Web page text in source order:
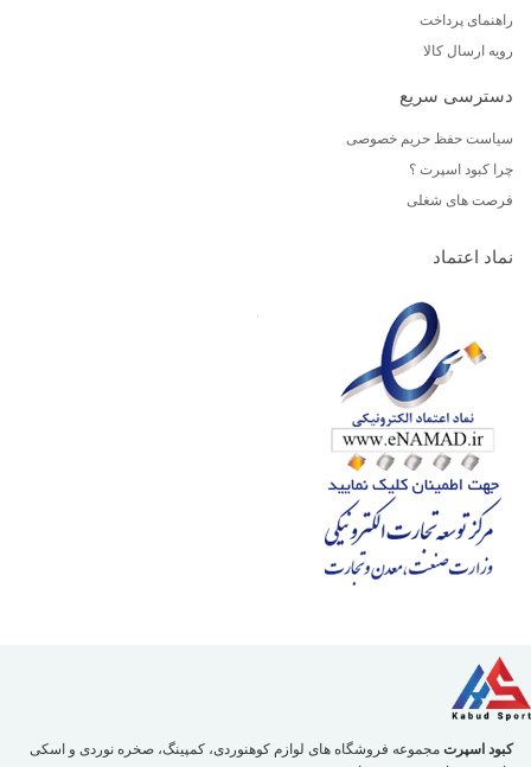
راهنمای پرداخت
رویه ارسال کالا
دسترسی سریع
سیاست حفظ حریم خصوصی
چرا کبود اسپرت ؟
فرصت های شغلی
نماد اعتماد
کبود اسپرت مجموعه فروشگاه های لوازم کوهنوردی، کمپینگ، صخره نوردی و اسکی